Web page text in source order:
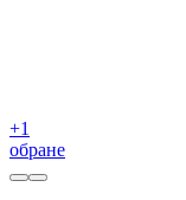
+1
обране